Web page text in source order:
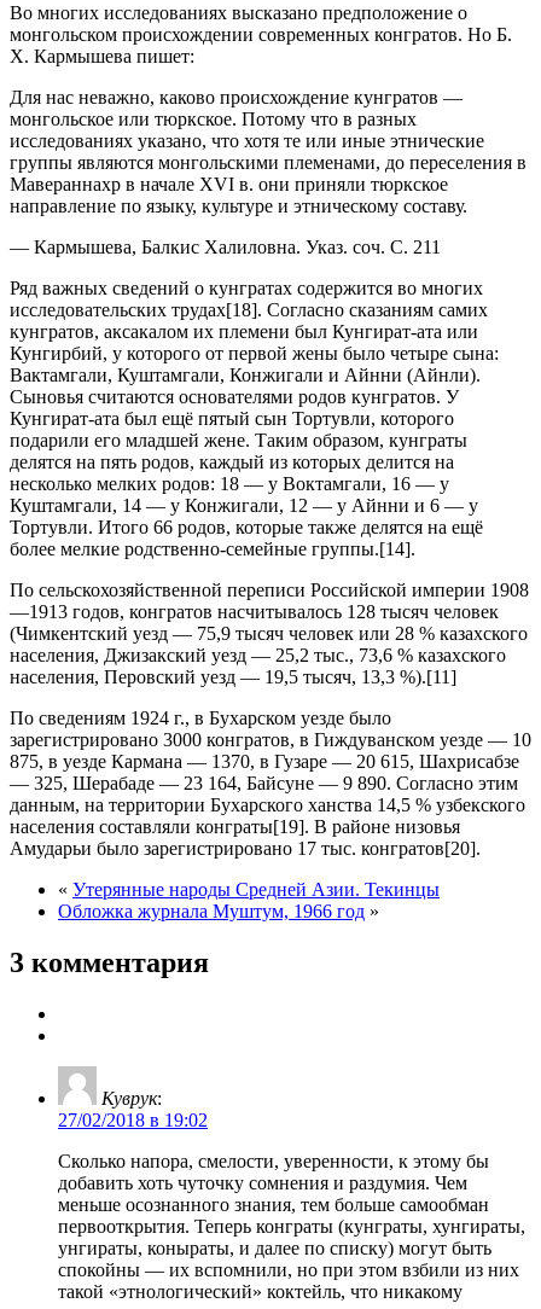
Во многих исследованиях высказано предположение о
монгольском происхождении современных конгратов. Но Б.
X. Кармышева пишет:
Для нас неважно, каково происхождение кунгратов —
монгольское или тюркское. Потому что в разных
исследованиях указано, что хотя те или иные этнические
группы являются монгольскими племенами, до переселения в
Мавераннахр в начале XVI в. они приняли тюркское
направление по языку, культуре и этническому составу.
— Кармышева, Балкис Халиловна. Указ. соч. С. 211
Ряд важных сведений о кунгратах содержится во многих
исследовательских трудах[18]. Согласно сказаниям самих
кунгратов, аксакалом их племени был Кунгират-ата или
Кунгирбий, у которого от первой жены было четыре сына:
Вактамгали, Куштамгали, Конжигали и Айнни (Айнли).
Сыновья считаются основателями родов кунгратов. У
Кунгират-ата был ещё пятый сын Тортувли, которого
подарили его младшей жене. Таким образом, кунграты
делятся на пять родов, каждый из которых делится на
несколько мелких родов: 18 — у Воктамгали, 16 — у
Куштамгали, 14 — у Конжигали, 12 — у Айнни и 6 — у
Тортувли. Итого 66 родов, которые также делятся на ещё
более мелкие родственно-семейные группы.[14].
По сельскохозяйственной переписи Российской империи 1908
—1913 годов, конгратов насчитывалось 128 тысяч человек
(Чимкентский уезд — 75,9 тысяч человек или 28 % казахского
населения, Джизакский уезд — 25,2 тыс., 73,6 % казахского
населения, Перовский уезд — 19,5 тысяч, 13,3 %).[11]
По сведениям 1924 г., в Бухарском уезде было
зарегистрировано 3000 конгратов, в Гиждуванском уезде — 10
875, в уезде Кармана — 1370, в Гузаре — 20 615, Шахрисабзе
— 325, Шерабаде — 23 164, Байсуне — 9 890. Согласно этим
данным, на территории Бухарского ханства 14,5 % узбекского
населения составляли конграты[19]. В районе низовья
Амударьи было зарегистрировано 17 тыс. конгратов[20].
« Утерянные народы Средней Азии. Текинцы
Обложка журнала Муштум, 1966 год »
3 комментария
Куврук:
27/02/2018 в 19:02
Сколько напора, смелости, уверенности, к этому бы
добавить хоть чуточку сомнения и раздумия. Чем
меньше осознанного знания, тем больше самообман
первооткрытия. Теперь конграты (кунграты, хунгираты,
унгираты, коныраты, и далее по списку) могут быть
спокойны — их вспомнили, но при этом взбили из них
такой «этнологический» коктейль, что никакому